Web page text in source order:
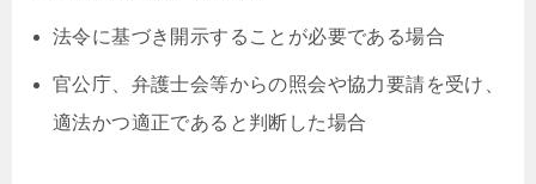
法令に基づき開示することが必要である場合
官公庁、弁護士会等からの照会や協力要請を受け、
適法かつ適正であると判断した場合